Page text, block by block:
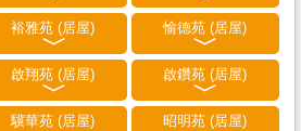
裕雅苑 (居屋) 愉德苑 (居屋)
啟翔苑 (居屋) 啟鑽苑 (居屋)
驥華苑 (居屋) 昭明苑 (居屋)